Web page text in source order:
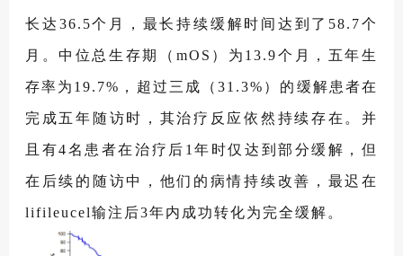
长达36.5个月，最长持续缓解时间达到了58.7个
月。中位总生存期（mOS）为13.9个月，五年生
存率为19.7%，超过三成（31.3%）的缓解患者在
完成五年随访时，其治疗反应依然持续存在。并
且有4名患者在治疗后1年时仅达到部分缓解，但
在后续的随访中，他们的病情持续改善，最迟在
lifileucel输注后3年内成功转化为完全缓解。